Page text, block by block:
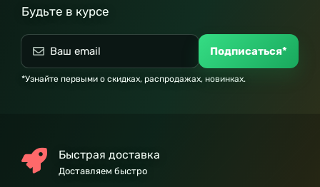
Будьте в курсе
Подписаться*
*Узнайте первыми о скидках, распродажах, новинках.
Быстрая доставка
Доставляем быстро